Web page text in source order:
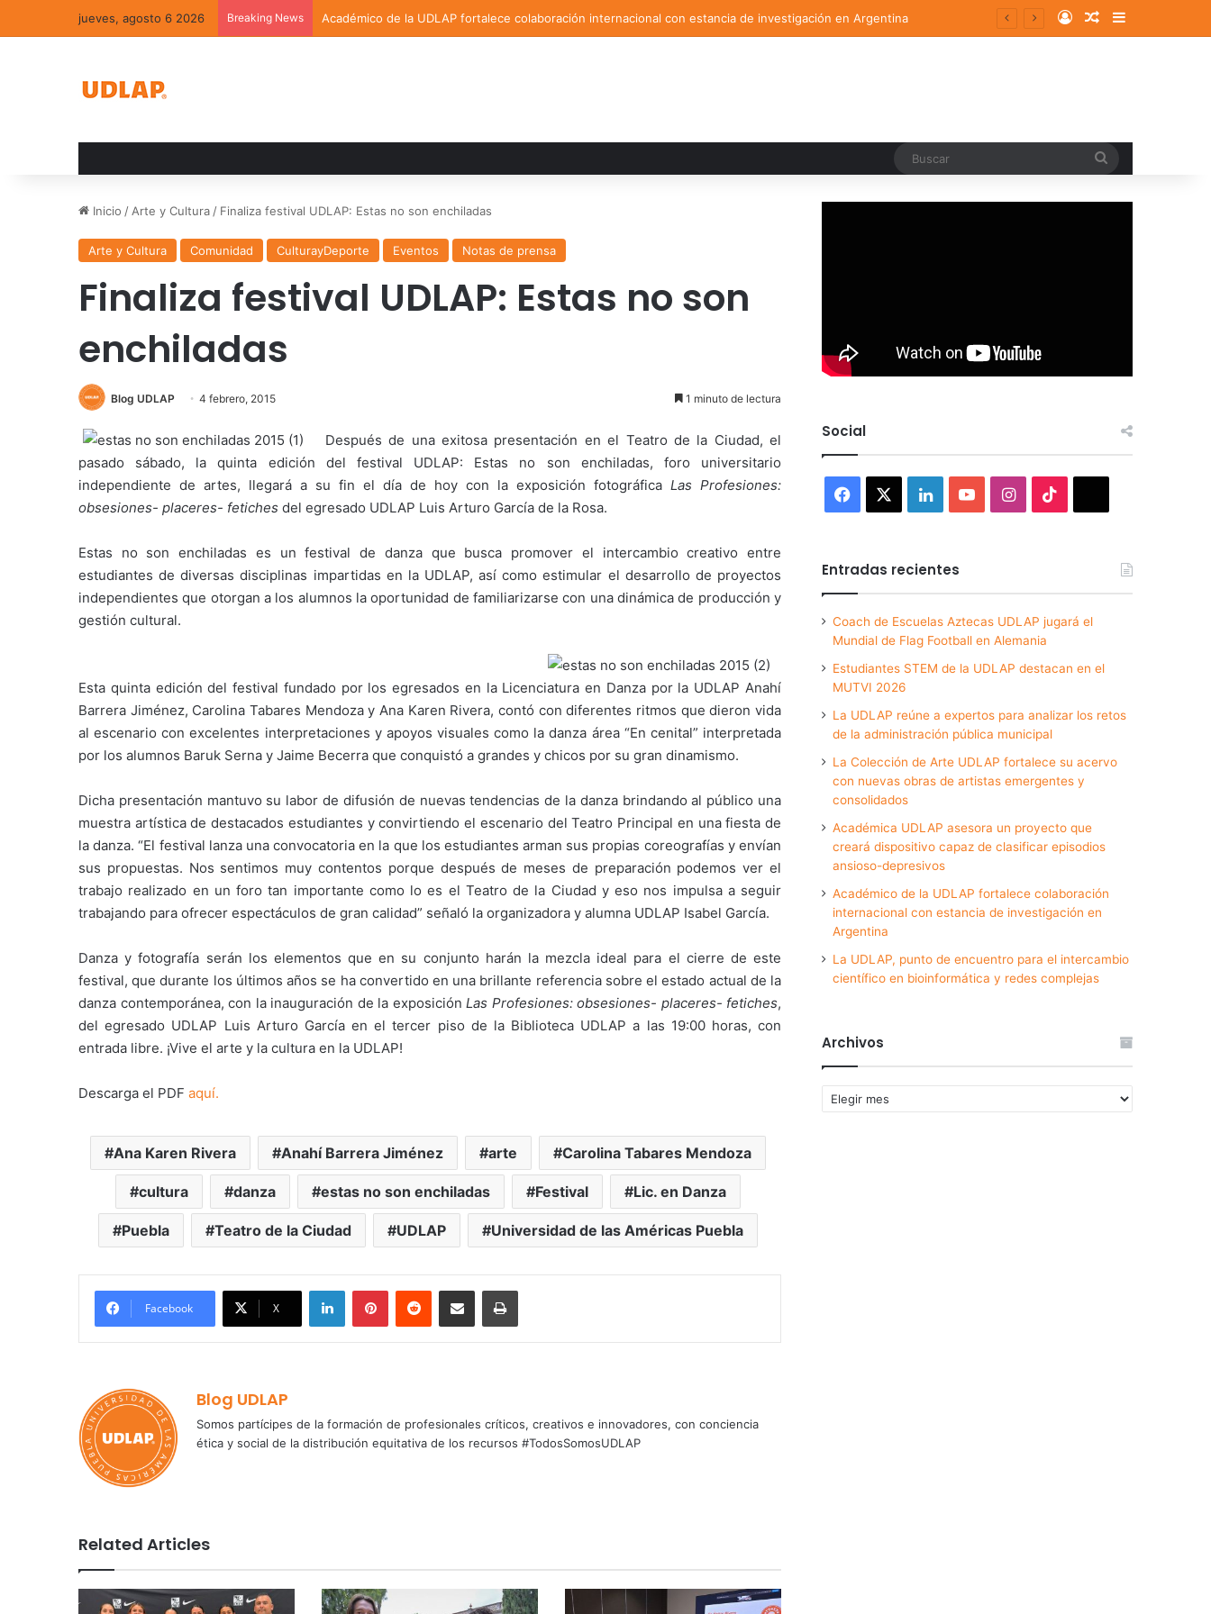
jueves, agosto 6 2026 Breaking News Académico de la UDLAP fortalece colaboración internacional con estancia de investigación en Argentina Log InRandom Article
Sidebar
Inicio / Arte y Cultura / Finaliza festival UDLAP: Estas no son enchiladas
Arte y Cultura Comunidad CulturayDeporte Eventos Notas de prensa
Finaliza festival UDLAP: Estas no son
enchiladas
Blog UDLAP 4 febrero, 2015 1 minuto de lectura
Después de una exitosa presentación en el Teatro de la Ciudad, el
pasado sábado, la quinta edición del festival UDLAP: Estas no son enchiladas, foro universitario
independiente de artes, llegará a su fin el día de hoy con la exposición fotográfica Las Profesiones:
obsesiones- placeres- fetiches del egresado UDLAP Luis Arturo García de la Rosa.
Estas no son enchiladas es un festival de danza que busca promover el intercambio creativo entre
estudiantes de diversas disciplinas impartidas en la UDLAP, así como estimular el desarrollo de proyectos
independientes que otorgan a los alumnos la oportunidad de familiarizarse con una dinámica de producción y
gestión cultural.
Esta quinta edición del festival fundado por los egresados en la Licenciatura en Danza por la UDLAP Anahí
Barrera Jiménez, Carolina Tabares Mendoza y Ana Karen Rivera, contó con diferentes ritmos que dieron vida
al escenario con excelentes interpretaciones y apoyos visuales como la danza área “En cenital” interpretada
por los alumnos Baruk Serna y Jaime Becerra que conquistó a grandes y chicos por su gran dinamismo.
Dicha presentación mantuvo su labor de difusión de nuevas tendencias de la danza brindando al público una
muestra artística de destacados estudiantes y convirtiendo el escenario del Teatro Principal en una fiesta de
la danza. “El festival lanza una convocatoria en la que los estudiantes arman sus propias coreografías y envían
sus propuestas. Nos sentimos muy contentos porque después de meses de preparación podemos ver el
trabajo realizado en un foro tan importante como lo es el Teatro de la Ciudad y eso nos impulsa a seguir
trabajando para ofrecer espectáculos de gran calidad” señaló la organizadora y alumna UDLAP Isabel García.
Danza y fotografía serán los elementos que en su conjunto harán la mezcla ideal para el cierre de este
festival, que durante los últimos años se ha convertido en una brillante referencia sobre el estado actual de la
danza contemporánea, con la inauguración de la exposición Las Profesiones: obsesiones- placeres- fetiches,
del egresado UDLAP Luis Arturo García en el tercer piso de la Biblioteca UDLAP a las 19:00 horas, con
entrada libre. ¡Vive el arte y la cultura en la UDLAP!
Descarga el PDF aquí.
Ana Karen Rivera Anahí Barrera Jiménez arte Carolina Tabares Mendoza
cultura danza estas no son enchiladas Festival Lic. en Danza
Puebla Teatro de la Ciudad UDLAP Universidad de las Américas Puebla
Facebook X
LinkedInPinterestReddit Share via Email Print
Blog UDLAP
Somos partícipes de la formación de profesionales críticos, creativos e innovadores, con conciencia
ética y social de la distribución equitativa de los recursos #TodosSomosUDLAP
Related Articles
Social
Facebook LinkedInYouTubeInstagram
Entradas recientes
Coach de Escuelas Aztecas UDLAP jugará el
Mundial de Flag Football en Alemania
Estudiantes STEM de la UDLAP destacan en el
MUTVI 2026
La UDLAP reúne a expertos para analizar los retos
de la administración pública municipal
La Colección de Arte UDLAP fortalece su acervo
con nuevas obras de artistas emergentes y
consolidados
Académica UDLAP asesora un proyecto que
creará dispositivo capaz de clasificar episodios
ansioso-depresivos
Académico de la UDLAP fortalece colaboración
internacional con estancia de investigación en
Argentina
La UDLAP, punto de encuentro para el intercambio
científico en bioinformática y redes complejas
Archivos
Archivos